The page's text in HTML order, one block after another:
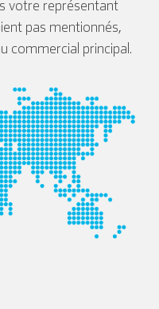
votre représentant
pas mentionnés,
commercial principal.